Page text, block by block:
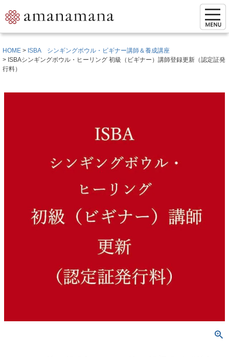
HOME
ISBA シンギングボウル・ビギナー講師＆養成講座
ISBAシンギングボウル・ヒーリング 初級（ビギナー）講師登録更新（認定証発
行料）